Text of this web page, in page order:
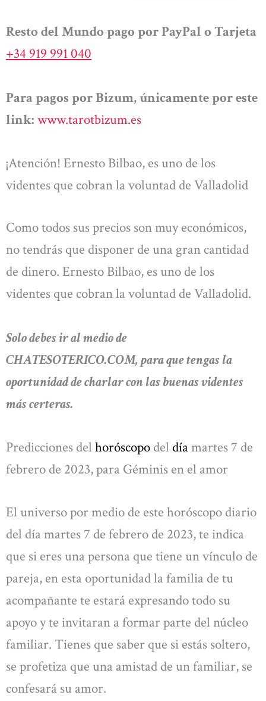
Resto del Mundo pago por PayPal o Tarjeta
+34 919 991 040
Para pagos por Bizum, únicamente por este
link: www.tarotbizum.es
¡Atención! Ernesto Bilbao, es uno de los
videntes que cobran la voluntad de Valladolid
Como todos sus precios son muy económicos,
no tendrás que disponer de una gran cantidad
de dinero. Ernesto Bilbao, es uno de los
videntes que cobran la voluntad de Valladolid.
Solo debes ir al medio de
CHATESOTERICO.COM, para que tengas la
oportunidad de charlar con las buenas videntes
más certeras.
Predicciones del horóscopo del díamartes 7 de
febrero de 2023, para Géminis en el amor
El universo por medio de este horóscopo diario
del día martes 7 de febrero de 2023, te indica
que si eres una persona que tiene un vínculo de
pareja, en esta oportunidad la familia de tu
acompañante te estará expresando todo su
apoyo y te invitaran a formar parte del núcleo
familiar. Tienes que saber que si estás soltero,
se profetiza que una amistad de un familiar, se
confesará su amor.